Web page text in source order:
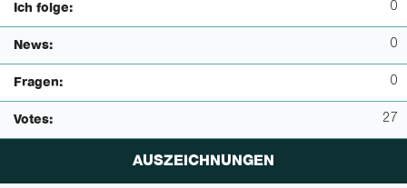
Ich folge: 0
News: 0
Fragen: 0
Votes: 27
AUSZEICHNUNGEN